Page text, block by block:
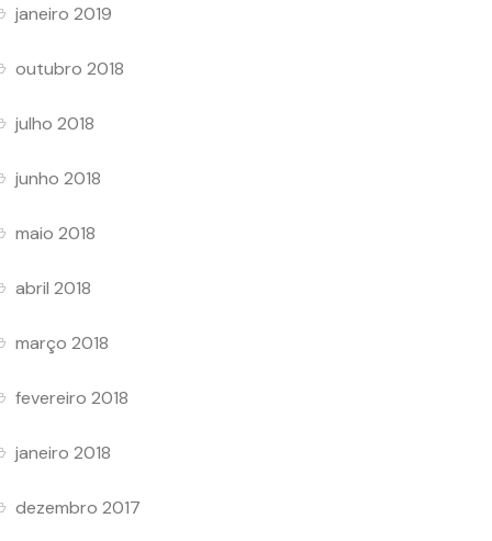
janeiro 2019
outubro 2018
julho 2018
junho 2018
maio 2018
abril 2018
março 2018
fevereiro 2018
janeiro 2018
dezembro 2017